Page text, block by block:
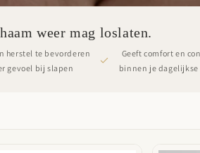
weer mag loslaten.
herstel te bevorderen
gevoel bij slapen
Geeft comfort en
binnen je dagelijkse